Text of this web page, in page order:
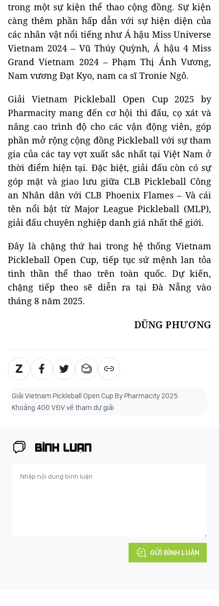
trong một sự kiện thể thao cộng đồng. Sự kiện
càng thêm phần hấp dẫn với sự hiện diện của
các nhân vật nổi tiếng như Á hậu Miss Universe
Vietnam 2024 – Vũ Thúy Quỳnh, Á hậu 4 Miss
Grand Vietnam 2024 – Phạm Thị Ánh Vương,
Nam vương Đạt Kyo, nam ca sĩ Tronie Ngô.
Giải Vietnam Pickleball Open Cup 2025 by
Pharmacity mang đến cơ hội thi đấu, cọ xát và
nâng cao trình độ cho các vận động viên, góp
phần mở rộng cộng đồng Pickleball với sự tham
gia của các tay vợt xuất sắc nhất tại Việt Nam ở
thời điểm hiện tại. Đặc biệt, giải đấu còn có sự
góp mặt và giao lưu giữa CLB Pickleball Công
an Nhân dân với CLB Phoenix Flames – Và cái
tên nổi bật từ Major League Pickleball (MLP),
giải đấu chuyên nghiệp danh giá nhất thế giới.
Đây là chặng thứ hai trong hệ thống Vietnam
Pickleball Open Cup, tiếp tục sứ mệnh lan tỏa
tinh thần thể thao trên toàn quốc. Dự kiến,
chặng tiếp theo sẽ diễn ra tại Đà Nẵng vào
tháng 8 năm 2025.
DŨNG PHƯƠNG
Giải Vietnam Pickleball Open Cup By Pharmacity 2025:
Khoảng 400 VĐV về tham dự giải
BÌNH LUẬN
GỬI BÌNH LUẬN